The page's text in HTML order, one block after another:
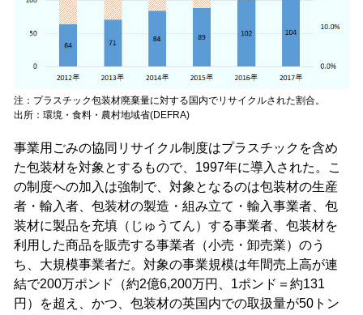
注：プラスチック包装材廃棄量に対する国内でリサイクルされた割合。
出所：環境・食料・農村地域省(DEFRA)
事業用ごみの協同リサイクル制度はプラスチックを含め
た包装材を対象とするもので、1997年に導入された。こ
の制度への加入は強制で、対象となるのは包装材の生産
者・輸入者、包装材の製造・組み立て・輸入事業者、包
装材に製品を充填（じゅうてん）する事業者、包装材を
利用した商品を販売する事業者（小売・卸売業）のう
ち、大規模事業者だ。対象の事業規模は年間売上高が連
結で200万ポンド（約2億6,200万円、1ポンド＝約131
円）を超え、かつ、包装材の英国内での取扱量が50トン